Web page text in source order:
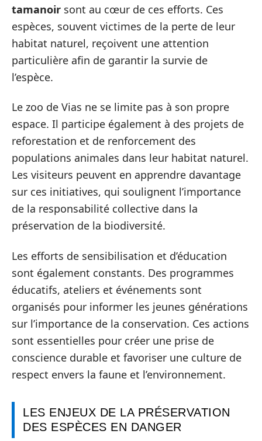
tamanoir sont au cœur de ces efforts. Ces
espèces, souvent victimes de la perte de leur
habitat naturel, reçoivent une attention
particulière afin de garantir la survie de
l’espèce.
Le zoo de Vias ne se limite pas à son propre
espace. Il participe également à des projets de
reforestation et de renforcement des
populations animales dans leur habitat naturel.
Les visiteurs peuvent en apprendre davantage
sur ces initiatives, qui soulignent l’importance
de la responsabilité collective dans la
préservation de la biodiversité.
Les efforts de sensibilisation et d’éducation
sont également constants. Des programmes
éducatifs, ateliers et événements sont
organisés pour informer les jeunes générations
sur l’importance de la conservation. Ces actions
sont essentielles pour créer une prise de
conscience durable et favoriser une culture de
respect envers la faune et l’environnement.
LES ENJEUX DE LA PRÉSERVATION
DES ESPÈCES EN DANGER